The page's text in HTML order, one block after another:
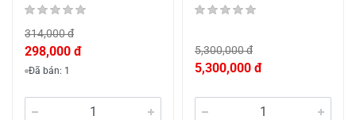
314,000 đ
298,000 đ
Đã bán: 1
5,300,000 đ
5,300,000 đ